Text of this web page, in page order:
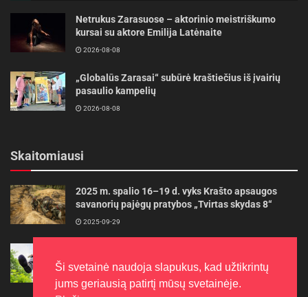
Netrukus Zarasuose – aktorinio meistriškumo
kursai su aktore Emilija Latėnaite
2026-08-08
„Globalūs Zarasai“ subūrė kraštiečius iš įvairių
pasaulio kampelių
2026-08-08
Skaitomiausi
2025 m. spalio 16–19 d. vyks Krašto apsaugos
savanorių pajėgų pratybos „Tvirtas skydas 8“
2025-09-29
ilgiau
2022-06-27
Ši svetainė naudoja slapukus, kad užtikrintų
jums geriausią patirtį mūsų svetainėje.